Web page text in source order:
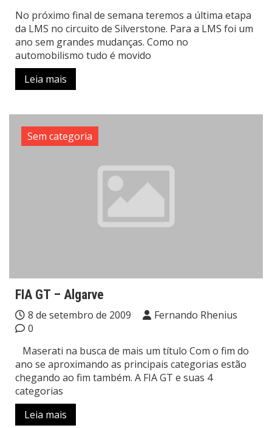
No próximo final de semana teremos a última etapa
da LMS no circuito de Silverstone. Para a LMS foi um
ano sem grandes mudanças. Como no
automobilismo tudo é movido
Leia mais
Sem categoria
FIA GT – Algarve
8 de setembro de 2009
Fernando Rhenius
0
Maserati na busca de mais um título Com o fim do
ano se aproximando as principais categorias estão
chegando ao fim também. A FIA GT e suas 4
categorias
Leia mais